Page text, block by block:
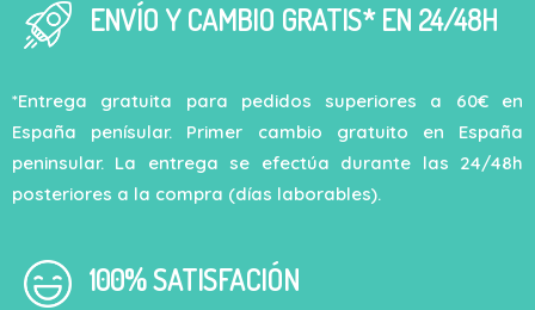
ENVÍO Y CAMBIO GRATIS* EN 24/48H
*Entrega gratuita para pedidos superiores a 60€ en
España penísular. Primer cambio gratuito en España
peninsular. La entrega se efectúa durante las 24/48h
posteriores a la compra (días laborables).
100% SATISFACIÓN